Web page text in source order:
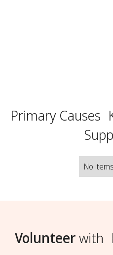
Primary Causes
No
Volunteerwith